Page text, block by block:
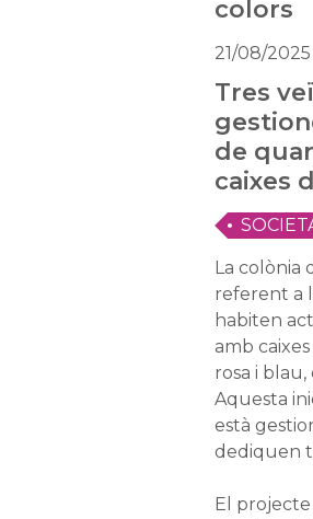
colors
21/08/2025
Tres
de
caixes
La colònia
referent a
habiten
amb
rosa i
Aquesta
està
dediquen
El